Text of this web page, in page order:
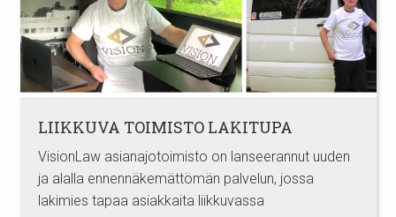
LIIKKUVA TOIMISTO LAKITUPA
VisionLaw asianajotoimisto on lanseerannut uuden
ja alalla ennennäkemättömän palvelun, jossa
lakimies tapaa asiakkaita liikkuvassa